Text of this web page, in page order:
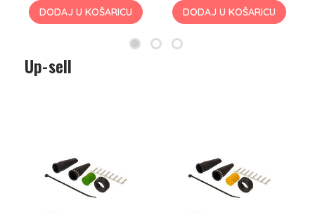
DODAJ U KOŠARICU DODAJ U KOŠARICU
Up-sell